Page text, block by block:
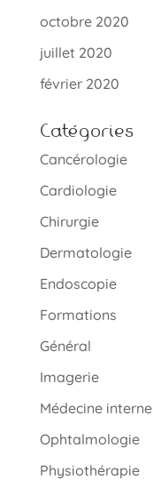
octobre 2020
juillet 2020
février 2020
Catégories
Cancérologie
Cardiologie
Chirurgie
Dermatologie
Endoscopie
Formations
Général
Imagerie
Médecine interne
Ophtalmologie
Physiothérapie